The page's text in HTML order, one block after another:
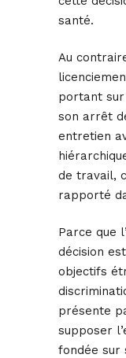
santé.
Au
portant
son arrêt
entretien
de travail,
rapporté
Parce que
décision
objectifs
présente
supposer
fondée sur